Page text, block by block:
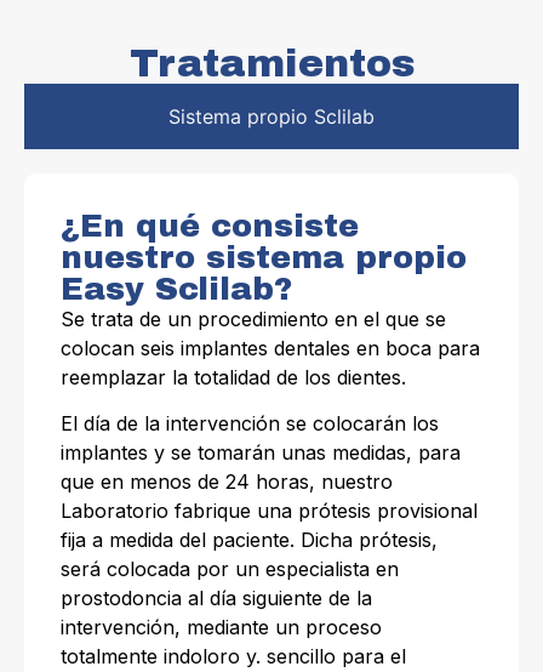
Tratamientos
Sistema propio Sclilab
¿En qué consiste
nuestro sistema propio
Easy Sclilab?
Se trata de un procedimiento en el que se
colocan seis implantes dentales en boca para
reemplazar la totalidad de los dientes.
El día de la intervención se colocarán los
implantes y se tomarán unas medidas, para
que en menos de 24 horas, nuestro
Laboratorio fabrique una prótesis provisional
fija a medida del paciente. Dicha prótesis,
será colocada por un especialista en
prostodoncia al día siguiente de la
intervención, mediante un proceso
totalmente indoloro y. sencillo para el